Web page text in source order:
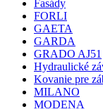
Fasády
FORLI
GAETA
GARDA
GRADO AJ51
Hydraulické
Kovanie pre
MILANO
MODENA